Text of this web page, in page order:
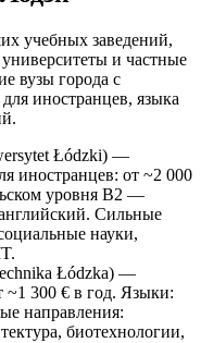
учебных заведений,
и частные
вузы города с
иностранцев, языка
Łódzki) —
иностранцев: от ~2 000
уровня B2 —
Сильные
науки,
Łódzka) —
~1 300 € в год. Языки:
направления:
биотехнологии,